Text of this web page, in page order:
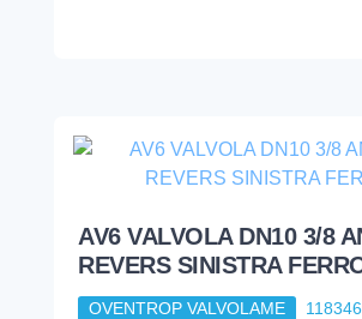
AV6 VALVOLA DN10 3/8
REVERS SINISTRA
OVENTROP VALVOLAME